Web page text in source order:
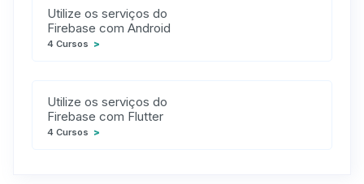
Utilize os serviços do
Firebase com Android
4 Cursos >
Utilize os serviços do
Firebase com Flutter
4 Cursos >